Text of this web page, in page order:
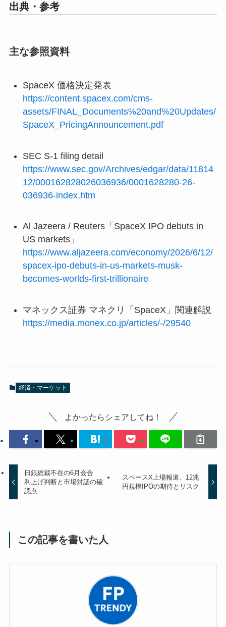
出典・参考
主な参照資料
SpaceX 価格決定発表
https://content.spacex.com/cms-
assets/FINAL_Documents%20and%20Updates/
SpaceX_PricingAnnouncement.pdf
SEC S-1 filing detail
https://www.sec.gov/Archives/edgar/data/11814
12/000162828026036936/0001628280-26-
036936-index.htm
Al Jazeera / Reuters「SpaceX IPO debuts in
US markets」
https://www.aljazeera.com/economy/2026/6/12/
spacex-ipo-debuts-in-us-markets-musk-
becomes-worlds-first-trillionaire
マネックス証券 マネクリ「SpaceX」関連解説
https://media.monex.co.jp/articles/-/29540
経済・マーケット
よかったらシェアしてね！
日銀総裁不在の6月会合
利上げ判断と市場対話の確
認点
スペースX上場報道、12兆
円規模IPOの期待とリスク
この記事を書いた人